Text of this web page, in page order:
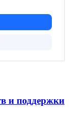
и поддержки